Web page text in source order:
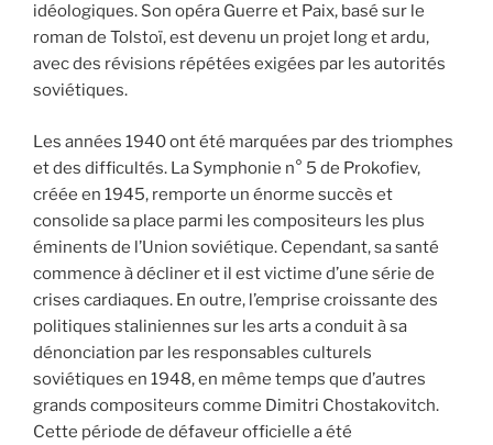
idéologiques. Son opéra Guerre et Paix, basé sur le
roman de Tolstoï, est devenu un projet long et ardu,
avec des révisions répétées exigées par les autorités
soviétiques.
Les années 1940 ont été marquées par des triomphes
et des difficultés. La Symphonie n° 5 de Prokofiev,
créée en 1945, remporte un énorme succès et
consolide sa place parmi les compositeurs les plus
éminents de l’Union soviétique. Cependant, sa santé
commence à décliner et il est victime d’une série de
crises cardiaques. En outre, l’emprise croissante des
politiques staliniennes sur les arts a conduit à sa
dénonciation par les responsables culturels
soviétiques en 1948, en même temps que d’autres
grands compositeurs comme Dimitri Chostakovitch.
Cette période de défaveur officielle a été